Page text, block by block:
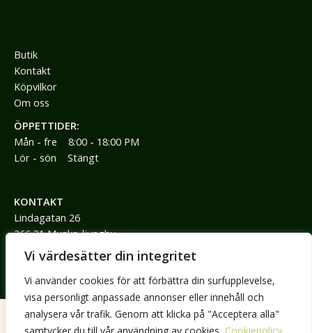
Vi värdesätter din integritet
Vi använder cookies för att förbättra din surfupplevelse,
visa personligt anpassade annonser eller innehåll och
analysera vår trafik. Genom att klicka på "Acceptera alla"
Butik
Kontakt
Köpvilkor
Om oss
ÖPPETTIDER:
Mån - fre 8:00 - 18:00 PM
Lör - sön Stängt
KONTAKT
Lindagatan 26
266 31 Munka-ljungby
jimmy@jimmyspraktik.se